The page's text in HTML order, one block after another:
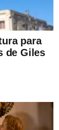
para
de Giles